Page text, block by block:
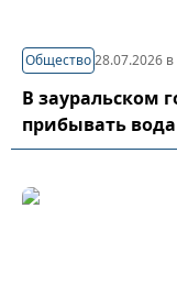
Общество28.07.2026
В зауральском
прибывать вода